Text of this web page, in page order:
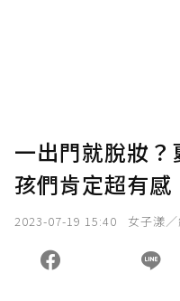
一出門就脫妝
孩們肯定超有感
2023-07-19 15:40 女子漾